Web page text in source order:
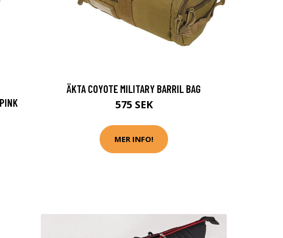
ÄKTA COYOTE MILITARY BARRIL BAG
575 SEK
MER INFO!